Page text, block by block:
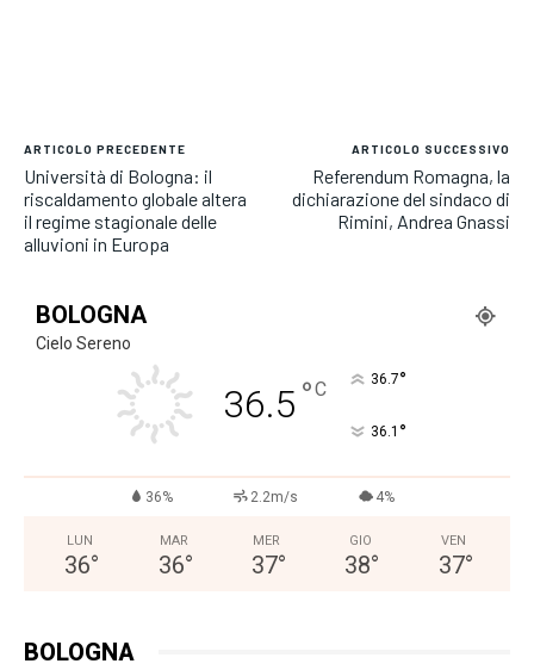
ARTICOLO PRECEDENTE
Università di Bologna: il
riscaldamento globale altera
il regime stagionale delle
alluvioni in Europa
ARTICOLO SUCCESSIVO
Referendum Romagna, la
dichiarazione del sindaco di
Rimini, Andrea Gnassi
BOLOGNA
Cielo Sereno
36.5 °C 36.7°
36.1 °
36% 2.2m/s 4%
LUN
36°
MAR
36°
MER
37°
GIO
38°
VEN
37°
BOLOGNA